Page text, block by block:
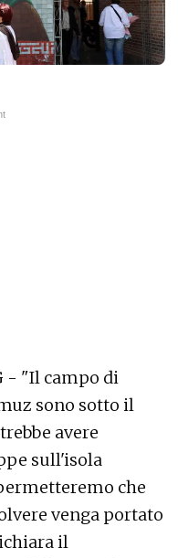
- "Il campo di
sono sotto il
avere
sull'isola
che
venga portato
il